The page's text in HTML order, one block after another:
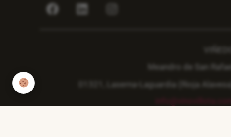
Meandro de San Rafael
01321, Laserna-Laguardia (Rioja Alavesa)